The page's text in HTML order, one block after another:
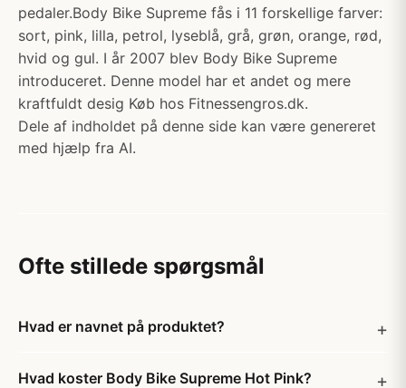
pedaler.Body Bike Supreme fås i 11 forskellige farver:
sort, pink, lilla, petrol, lyseblå, grå, grøn, orange, rød,
hvid og gul. I år 2007 blev Body Bike Supreme
introduceret. Denne model har et andet og mere
kraftfuldt desig Køb hos Fitnessengros.dk.
Dele af indholdet på denne side kan være genereret
med hjælp fra AI.
Ofte stillede spørgsmål
Hvad er navnet på produktet?
Hvad koster Body Bike Supreme Hot Pink?